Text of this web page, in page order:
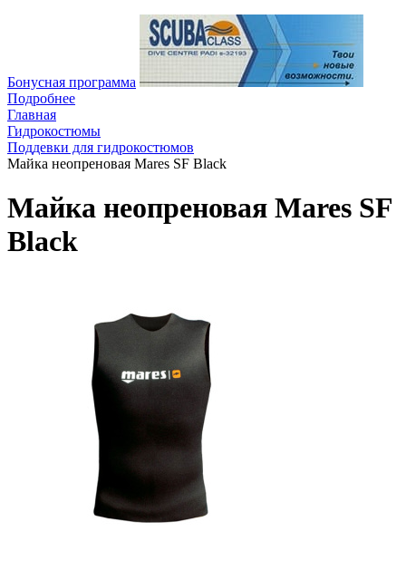
Бонусная программа
Подробнее
Главная
Гидрокостюмы
Поддевки для гидрокостюмов
Майка неопреновая Mares SF Black
Майка неопреновая Mares SF
Black